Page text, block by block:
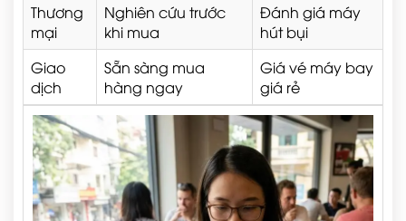
Thương
mại
Nghiên cứu trước
khi mua
Đánh giá máy
hút bụi
Giao
dịch
Sẵn sàng mua
hàng ngay
Giá vé máy bay
giá rẻ